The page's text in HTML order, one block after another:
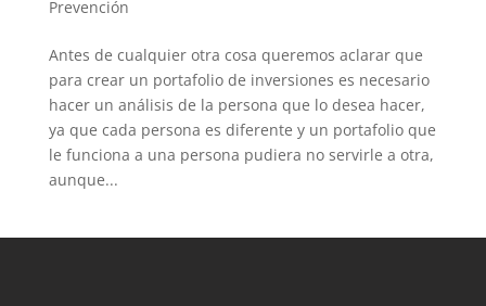
Prevención
Antes de cualquier otra cosa queremos aclarar que
para crear un portafolio de inversiones es necesario
hacer un análisis de la persona que lo desea hacer,
ya que cada persona es diferente y un portafolio que
le funciona a una persona pudiera no servirle a otra,
aunque...